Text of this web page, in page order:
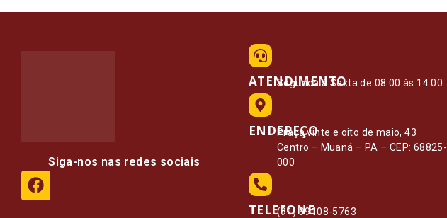
Siga-nos nas redes sociais
ATENDIMENTO
Segunda à Sexta de 08:00 às 14:00
ENDEREÇO
Praça vinte e oito de maio, 43
Centro – Muaná – PA – CEP: 68825-
000
TELEFONE
(91) 99108-5763